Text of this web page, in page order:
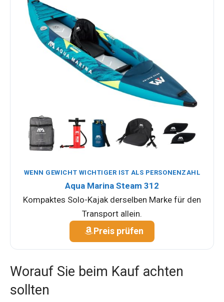
WENN GEWICHT WICHTIGER IST ALS PERSONENZAHL
Aqua Marina Steam 312
Kompaktes Solo-Kajak derselben Marke für den
Transport allein.
Preis prüfen
Worauf Sie beim Kauf achten
sollten